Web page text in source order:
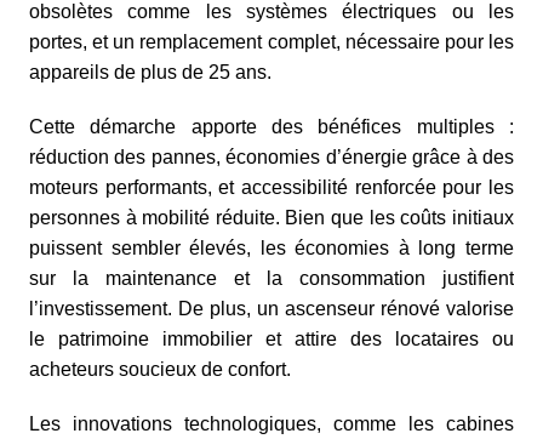
obsolètes comme les systèmes électriques ou les
portes, et un remplacement complet, nécessaire pour les
appareils de plus de 25 ans.
Cette démarche apporte des bénéfices multiples :
réduction des pannes, économies d’énergie grâce à des
moteurs performants, et accessibilité renforcée pour les
personnes à mobilité réduite. Bien que les coûts initiaux
puissent sembler élevés, les économies à long terme
sur la maintenance et la consommation justifient
l’investissement. De plus, un ascenseur rénové valorise
le patrimoine immobilier et attire des locataires ou
acheteurs soucieux de confort.
Les innovations technologiques, comme les cabines